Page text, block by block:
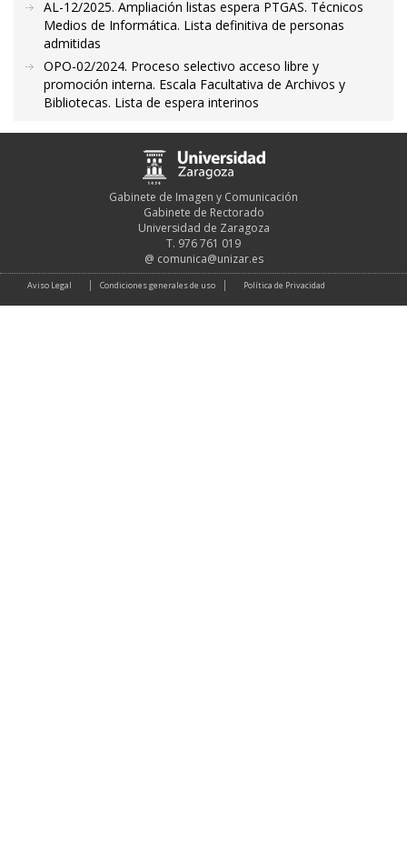
AL-12/2025. Ampliación listas espera PTGAS. Técnicos
Medios de Informática. Lista definitiva de personas
admitidas
OPO-02/2024. Proceso selectivo acceso libre y
promoción interna. Escala Facultativa de Archivos y
Bibliotecas. Lista de espera interinos
Gabinete de Imagen y Comunicación
Gabinete de Rectorado
Universidad de Zaragoza
T. 976 761 019
@ comunica@unizar.es
Aviso Legal Condiciones generales de uso Política de Privacidad